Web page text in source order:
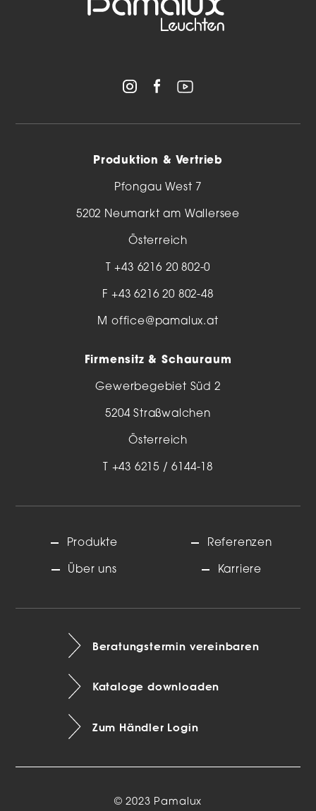
Produktion & Vertrieb
Pfongau West 7
5202 Neumarkt am Wallersee
Österreich
T+43 6216 20 802-0
F +43 6216 20 802-48
M office@pamalux.at
Firmensitz & Schauraum
Gewerbegebiet Süd 2
5204 Straßwalchen
Österreich
+43 6215 / 6144-18
Produkte
Über uns
Referenzen
Karriere
Beratungstermin vereinbaren
Kataloge downloaden
Zum Händler Login
© 2023 Pamalux